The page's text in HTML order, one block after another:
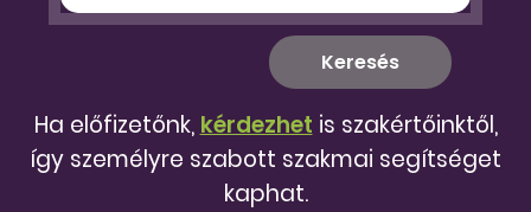
Ha előfizetőnk, kérdezhet is szakértőinktől,
így személyre szabott szakmai segítséget
kaphat.